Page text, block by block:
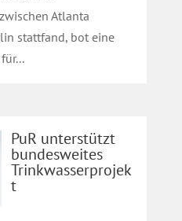
Atlanta
stattfand, bot eine
PuR unterstützt
bundesweites
Trinkwasserprojek
t